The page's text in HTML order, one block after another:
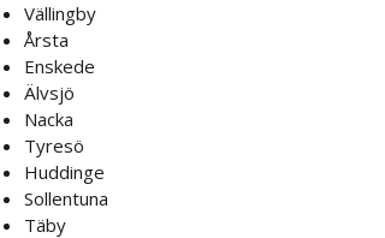
Vällingby
Årsta
Enskede
Älvsjö
Nacka
Tyresö
Huddinge
Sollentuna
Täby